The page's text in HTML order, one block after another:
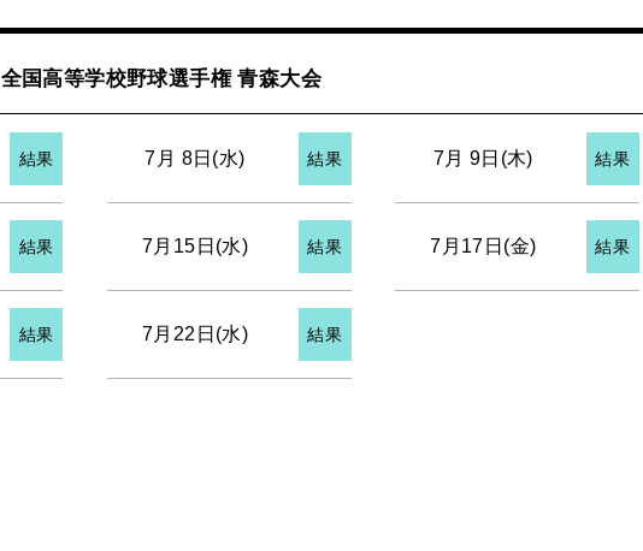
全国高等学校野球選手権 青森大会
結果 7月 8日(水) 結果 7月 9日(木) 結果
結果 7月15日(水) 結果 7月17日(金) 結果
結果 7月22日(水) 結果